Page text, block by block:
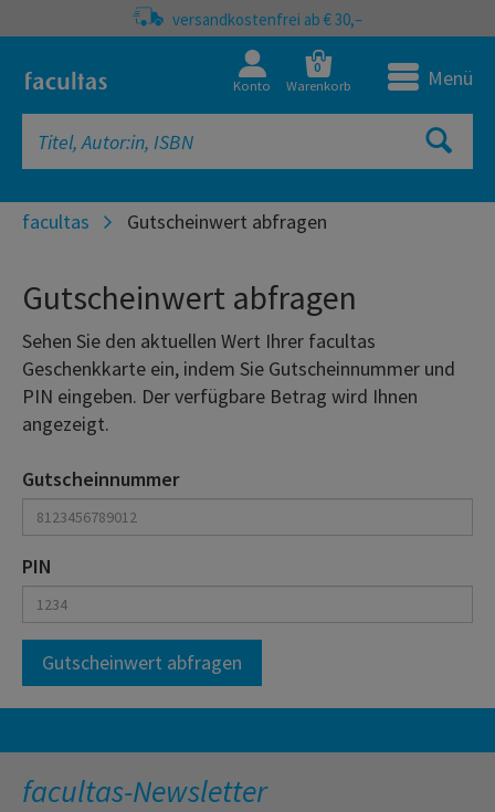
versandkostenfrei ab € 30,–
Konto
0
Warenkorb Menü
facultas Gutscheinwert abfragen
Gutscheinwert abfragen
Sehen Sie den aktuellen Wert Ihrer facultas
Geschenkkarte ein, indem Sie Gutscheinnummer und
PIN eingeben. Der verfügbare Betrag wird Ihnen
angezeigt.
Gutscheinnummer
PIN
Gutscheinwert abfragen
facultas-Newsletter